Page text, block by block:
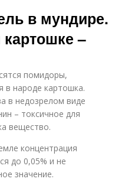
в мундире.
–
помидоры,
в народе картошка.
в недозрелом виде
– токсичное для
вещество.
концентрация
до 0,05% и не
значение.